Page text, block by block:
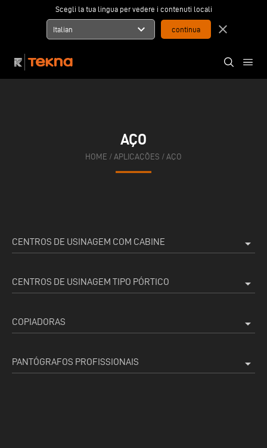
Scegli la tua lingua per vedere i contenuti locali
Italian expand_more close
AÇO
HOME / APLICAÇÕES / AÇO
CENTROS DE USINAGEM COM CABINE arrow_drop_down
CENTROS DE USINAGEM TIPO PÓRTICO arrow_drop_down
COPIADORAS arrow_drop_down
PANTÓGRAFOS PROFISSIONAIS arrow_drop_down